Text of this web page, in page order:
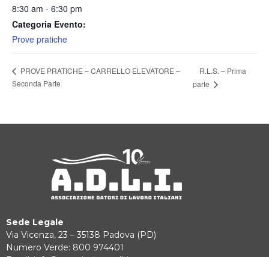
8:30 am - 6:30 pm
Categoria Evento:
Prove pratiche
PROVE PRATICHE – CARRELLO ELEVATORE –
Seconda Parte
R.L.S. – Prima
parte
Sede Legale
Via Vicenza, 23 – 35138 Padova (PD)
Numero Verde: 800 974401